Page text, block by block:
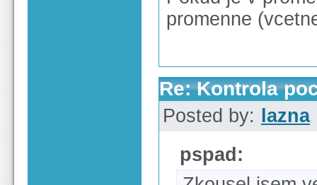
promenne
Re: Kontrola
Posted by: lazna
pspad: